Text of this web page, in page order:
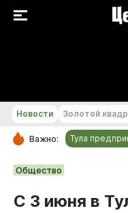
РУБРИКИ
Новости Золотой
Важно: Тула
Общество
С 3 июня в